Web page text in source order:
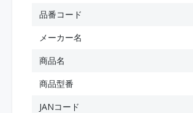
品番コード
メーカー名
商品名
商品型番
JANコード